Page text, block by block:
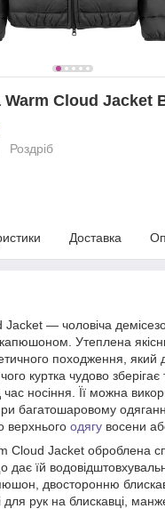
Warm Cloud Jacket
Роздріб
Доставка
— чоловіча
капюшоном. Утеплена
походження, який
куртка чудово
час носіння. Її можна
багатошаровому одяганні
верхнього одягу восени
Cloud Jacket оброблена
їй
двосторонню
для рук на блискавці,